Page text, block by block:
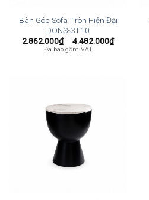
Bàn Góc Sofa Tròn Hiện Đại
DONS-ST10
2.862.000₫ – 4.482.000₫Khoảng
giá:
Đã bao gồm VAT